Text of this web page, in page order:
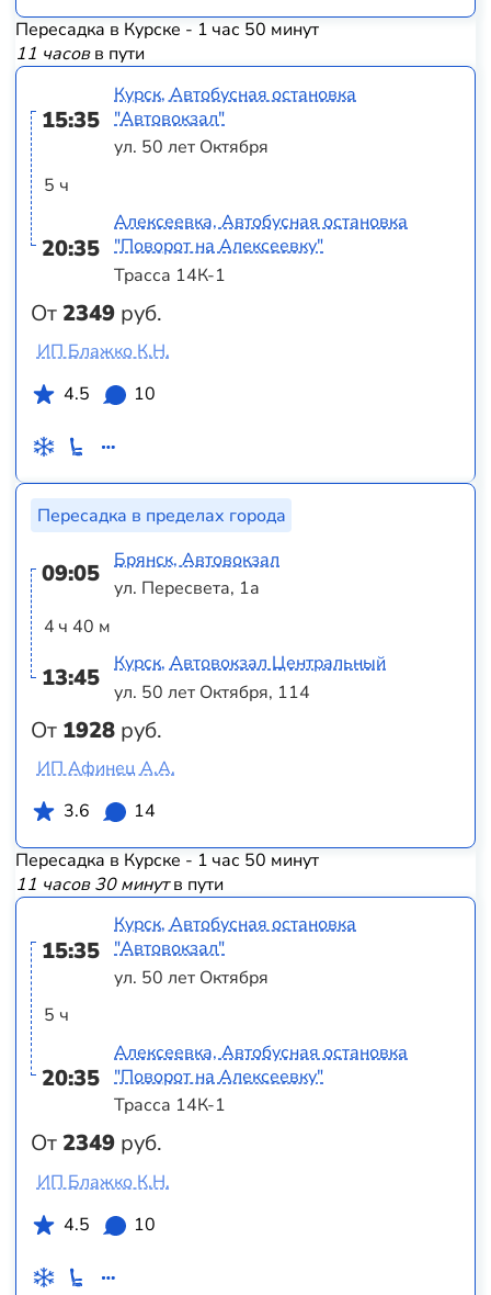
Пересадка в Курске - 1 час 50 минут
11 часовв пути
15:35
5 ч
20:35
От2349 руб.
Курск, Автобусная остановка
"Автовокзал"
ул. 50 лет Октября
Алексеевка, Автобусная остановка
"Поворот на Алексеевку"
Трасса 14К-1
ИП Блажко К.Н.
4.5
10
Пересадка в пределах города
09:05
4 ч 40 м
13:45
От 1928 руб.
Брянск, Автовокзал
ул. Пересвета, 1а
Курск, Автовокзал Центральный
ул. 50 лет Октября, 114
ИП Афинец А.А.
3.6
14
Пересадка в Курске - 1 час 50 минут
11 часов 30 минутв пути
15:35
5 ч
20:35
От2349 руб.
Курск, Автобусная остановка
"Автовокзал"
ул. 50 лет Октября
Алексеевка, Автобусная остановка
"Поворот на Алексеевку"
Трасса 14К-1
ИП Блажко К.Н.
4.5
10